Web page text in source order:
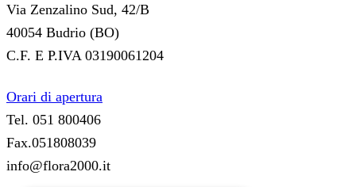
Via Zenzalino Sud, 42/B
40054 Budrio (BO)
C.F. E P.IVA 03190061204
Orari di apertura
Tel. 051 800406
Fax.051808039
info@flora2000.it